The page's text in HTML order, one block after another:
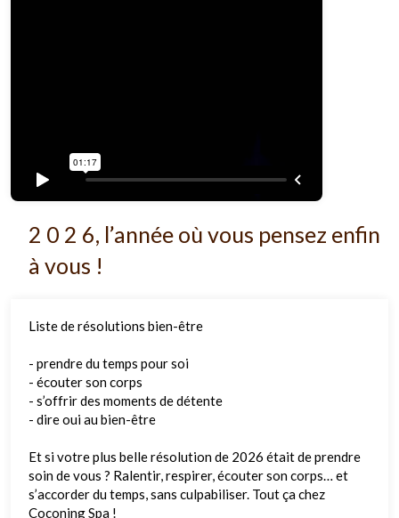
2 0 2 6, l’année où vous pensez enfin
à vous !
Liste de résolutions bien-être
- prendre du temps pour soi
- écouter son corps
- s’offrir des moments de détente
- dire oui au bien-être
Et si votre plus belle résolution de 2026 était de prendre
soin de vous ? Ralentir, respirer, écouter son corps… et
s’accorder du temps, sans culpabiliser. Tout ça chez
Coconing Spa !